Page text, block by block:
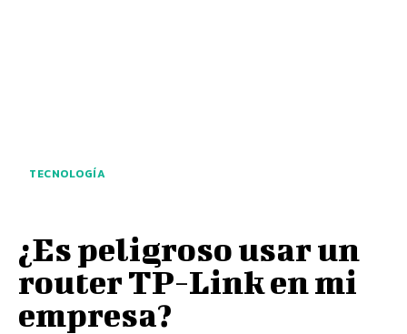
TECNOLOGÍA
¿Es peligroso usar un
router TP-Link en mi
empresa?